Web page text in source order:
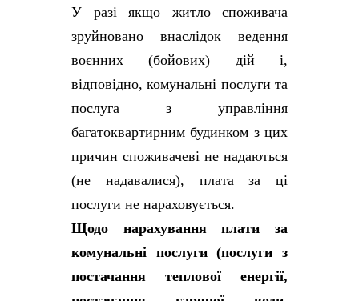
У разі якщо житло споживача
зруйновано внаслідок ведення
воєнних (бойових) дій і,
відповідно, комунальні послуги та
послуга з управління
багатоквартирним будинком з цих
причин споживачеві не надаються
(не надавалися), плата за ці
послуги не нараховується.
Щодо нарахування плати за
комунальні послуги (послуги з
постачання теплової енергії,